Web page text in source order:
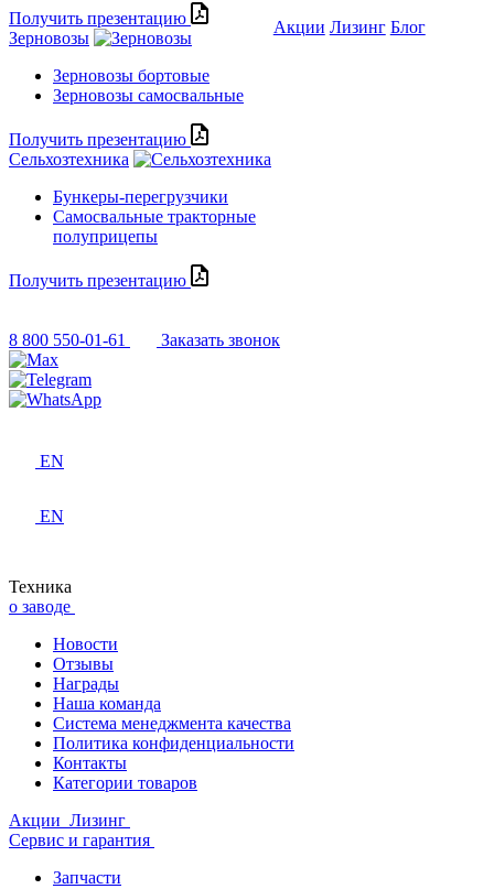
Получить презентацию
Зерновозы
Зерновозы бортовые
Зерновозы самосвальные
Получить презентацию
Сельхозтехника
Бункеры-перегрузчики
Самосвальные тракторные
полуприцепы
Получить презентацию
Акции Лизинг Блог
8 800 550-01-61 Заказать звонок
EN
EN
Техника
о заводе
Новости
Отзывы
Награды
Наша команда
Система менеджмента качества
Политика конфиденциальности
Контакты
Категории товаров
Акции Лизинг
Сервис и гарантия
Запчасти